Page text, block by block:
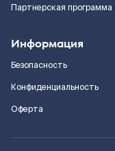
Партнерская программа
Информация
Безопасность
Конфиденциальность
Оферта